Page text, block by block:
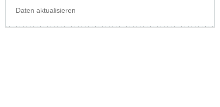
Daten aktualisieren